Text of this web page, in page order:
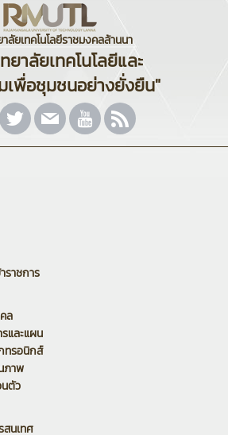
ลัยเทคโนโลยีราชมงคลล้านนา
ยาลัยเทคโนโลยีและ
เพื่อชุมชนอย่างยั่งยืน"
ราชการ
ล
และแผน
ทรอนิกส์
ภาพ
นตัว
สนเทศ